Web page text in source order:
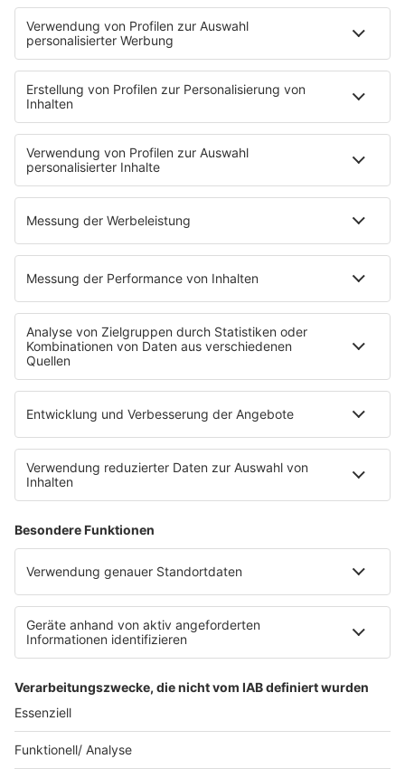
Frühstück bei Barbara
Brave & One
NotAufnahme
"Bewerbung und Karriere"
Aber bitte mit Schlager
Erdbeerkäse
Fitness mit M.A.R.K
Glück in Worten
Todesursache
Niemand muss ein Promi sein
PROGRAMM
Mit den Waffeln einer Frau
SERVICE
Empfang
barba radio App
Impressum
Datenschutz Facebook & Instagram
Datenschutzeinstellungen
Clubbedingungen
Werbung schalten
Waffel-Werbepartner
80s80s.de
90s90s.de
Schlagerplanetradio.com
1deutsch.de
WEIHNACHTSMUSIK.FM